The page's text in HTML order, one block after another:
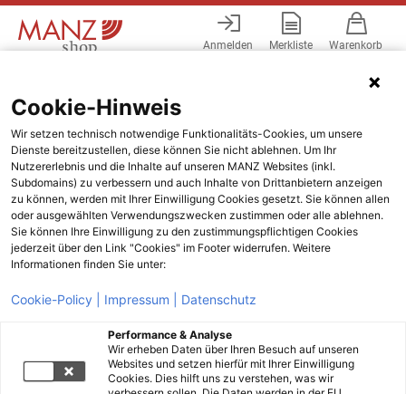
Anmelden Merkliste Warenkorb
Cookie-Hinweis
Wir setzen technisch notwendige Funktionalitäts-Cookies, um unsere
Dienste bereitzustellen, diese können Sie nicht ablehnen. Um Ihr
Nutzererlebnis und die Inhalte auf unseren MANZ Websites (inkl.
Subdomains) zu verbessern und auch Inhalte von Drittanbietern anzeigen
zu können, werden mit Ihrer Einwilligung Cookies gesetzt. Sie können allen
oder ausgewählten Verwendungszwecken zustimmen oder alle ablehnen.
Sie können Ihre Einwilligung zu den zustimmungspflichtigen Cookies
jederzeit über den Link "Cookies" im Footer widerrufen. Weitere
Informationen finden Sie unter:
Cookie-Policy | Impressum | Datenschutz
Performance & Analyse
Wir erheben Daten über Ihren Besuch auf unseren
Websites und setzen hierfür mit Ihrer Einwilligung
Cookies. Dies hilft uns zu verstehen, was wir